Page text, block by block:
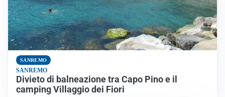
SANREMO
SANREMO
Divieto di balneazione tra Capo Pino e il
camping Villaggio dei Fiori